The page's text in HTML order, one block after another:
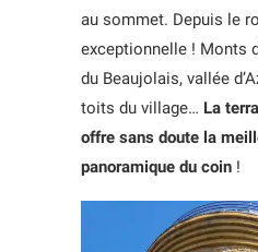
au sommet. Depuis le
exceptionnelle ! Monts
du Beaujolais, vallée
toits du village… La
offre sans doute la
panoramique du coin !